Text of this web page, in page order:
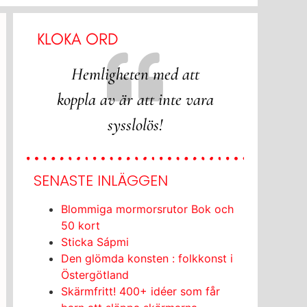
KLOKA ORD
inte vara
Släpp loss kreativiteten och
ha roligt tillsammans!
SENASTE INLÄGGEN
Blommiga mormorsrutor Bok och
50 kort
Sticka Sápmi
Den glömda konsten : folkkonst i
Östergötland
Skärmfritt! 400+ idéer som får